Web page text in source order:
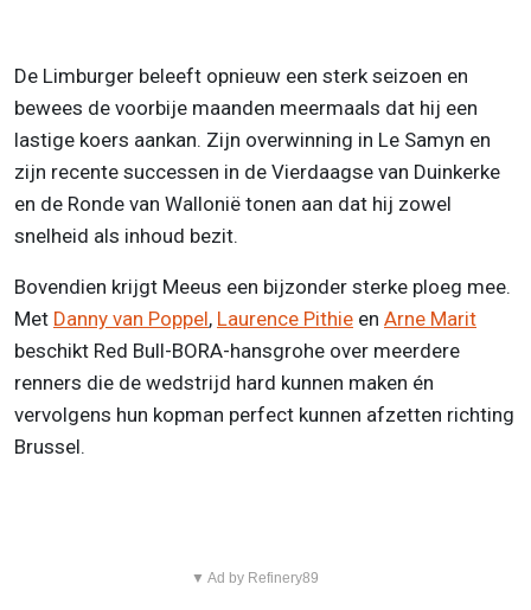
De Limburger beleeft opnieuw een sterk seizoen en
bewees de voorbije maanden meermaals dat hij een
lastige koers aankan. Zijn overwinning in Le Samyn en
zijn recente successen in de Vierdaagse van Duinkerke
en de Ronde van Wallonië tonen aan dat hij zowel
snelheid als inhoud bezit.
Bovendien krijgt Meeus een bijzonder sterke ploeg mee.
Met Danny van Poppel, Laurence Pithie en Arne Marit
beschikt Red Bull-BORA-hansgrohe over meerdere
renners die de wedstrijd hard kunnen maken én
vervolgens hun kopman perfect kunnen afzetten richting
Brussel.
▼ Ad by Refinery89